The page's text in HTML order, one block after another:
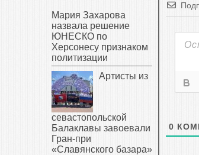
0
Мария Захарова
назвала решение
ЮНЕСКО по
Херсонесу признаком
политизации
Артисты из
севастопольской
Балаклавы завоевали
Гран-при
«Славянского базара»